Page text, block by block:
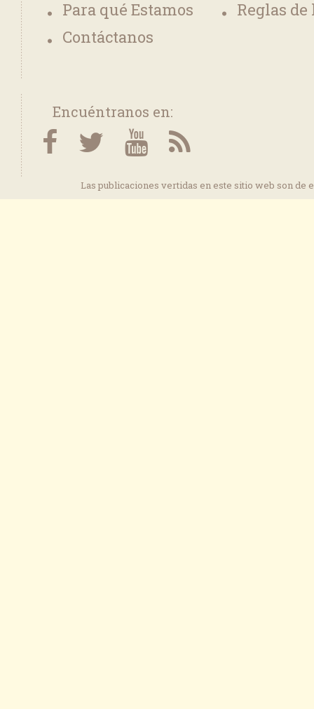
Para qué Estamos
Reglas
Contáctanos
Encuéntranos en:
Las publicaciones vertidas en este sitio web son de